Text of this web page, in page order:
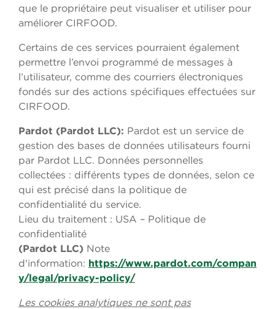
que le propriétaire peut visualiser et utiliser pour
améliorer CIRFOOD.
Certains de ces services pourraient également
permettre l’envoi programmé de messages à
l’utilisateur, comme des courriers électroniques
fondés sur des actions spécifiques effectuées sur
CIRFOOD.
Pardot (Pardot LLC): Pardot est un service de
gestion des bases de données utilisateurs fourni
par Pardot LLC. Données personnelles
collectées : différents types de données, selon ce
qui est précisé dans la politique de
confidentialité du service.
Lieu du traitement : USA – Politique de
confidentialité
(Pardot LLC) Note
d'information: https://www.pardot.com/compan
y/legal/privacy-policy/
Les cookies analytiques ne sont pas